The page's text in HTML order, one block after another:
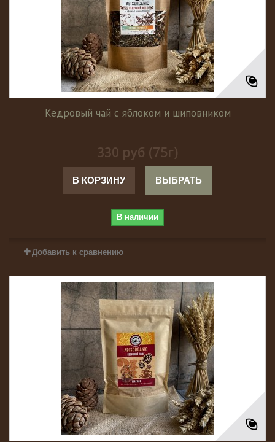
Кедровый чай с яблоком и шиповником
330 руб (75г)
В КОРЗИНУ ВЫБРАТЬ
В наличии
Добавить к сравнению